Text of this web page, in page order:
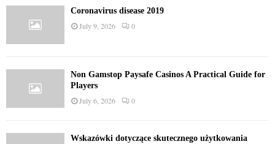
Coronavirus disease 2019
July 9, 2026 0
Non Gamstop Paysafe Casinos A Practical Guide for
Players
July 6, 2026 0
Wskazówki dotyczące skutecznego użytkowania